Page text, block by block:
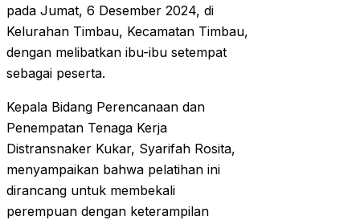
pada Jumat, 6 Desember 2024, di
Kelurahan Timbau, Kecamatan Timbau,
dengan melibatkan ibu-ibu setempat
sebagai peserta.
Kepala Bidang Perencanaan dan
Penempatan Tenaga Kerja
Distransnaker Kukar, Syarifah Rosita,
menyampaikan bahwa pelatihan ini
dirancang untuk membekali
perempuan dengan keterampilan